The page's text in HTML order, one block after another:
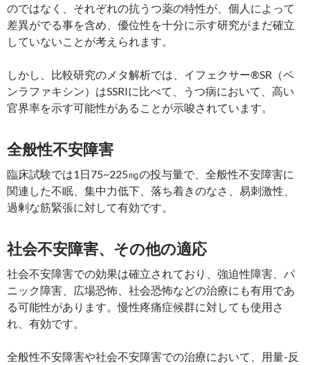
のではなく、それぞれの抗うつ薬の特性が、個人によって
差異がでる事を含め、優位性を十分に示す研究がまだ確立
していないことが考えられます。
しかし、比較研究のメタ解析では、イフェクサー®SR（ベ
ンラファキシン）はSSRIに比べて、うつ病において、高い
官界率を示す可能性があることが示唆されています。
全般性不安障害
臨床試験では1日75~225㎎の投与量で、全般性不安障害に
関連した不眠、集中力低下、落ち着きのなさ、易刺激性、
過剰な筋緊張に対して有効です。
社会不安障害、その他の適応
社会不安障害での効果は確立されており、強迫性障害、パ
ニック障害、広場恐怖、社会恐怖などの治療にも有用であ
る可能性があります。慢性疼痛症候群に対しても使用さ
れ、有効です。
全般性不安障害や社会不安障害での治療において、用量-反